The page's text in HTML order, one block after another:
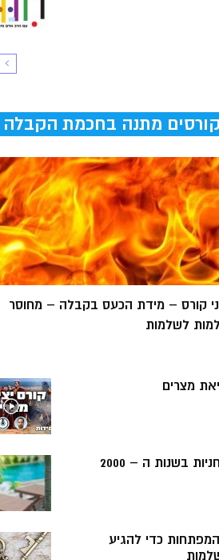
קורסים מתנה בחכמת הקבלה
קורס – מידת הכעס בקבלה – מחוסר
לשלמות
מצרים
בשנות ה – 2000
5 המפתחות כדי להגיע